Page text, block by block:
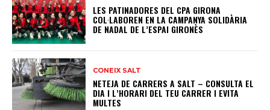
LES PATINADORES DEL CPA GIRONA
COL·LABOREN EN LA CAMPANYA SOLIDÀRIA
DE NADAL DE L’ESPAI GIRONÈS
CONEIX SALT
NETEJA DE CARRERS A SALT – CONSULTA EL
DIA I L’HORARI DEL TEU CARRER I EVITA
MULTES